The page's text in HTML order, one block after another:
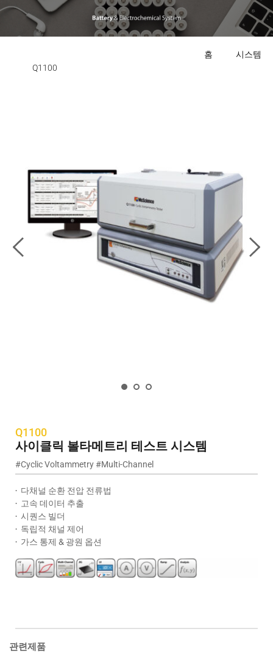
홈
시스템
Q1100
Q1100
사이클릭 볼타메트리 테스트 시스템
#Cyclic Voltammetry #Multi-Channel
·  다채널 순환 전압 전류법
· 고속 데이터 추출
· 시퀀스 빌더
· 독립적 채널 제어
· 가스 통제 & 광원 옵션
관련제품